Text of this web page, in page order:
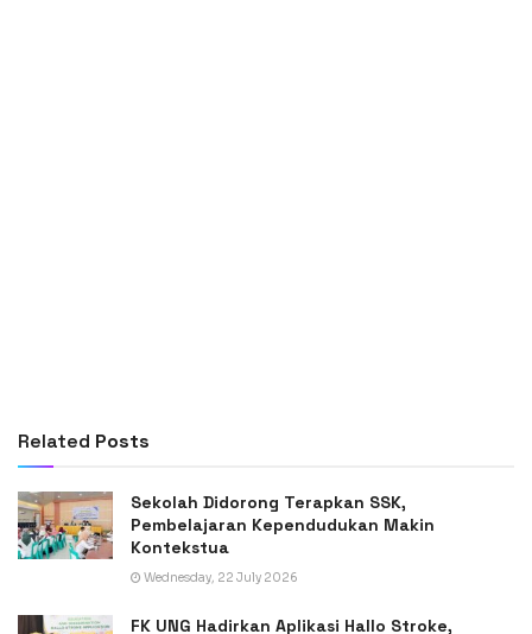
Related Posts
Sekolah Didorong Terapkan SSK,
Pembelajaran Kependudukan Makin
Kontekstua
Wednesday, 22 July 2026
FK UNG Hadirkan Aplikasi Hallo Stroke,